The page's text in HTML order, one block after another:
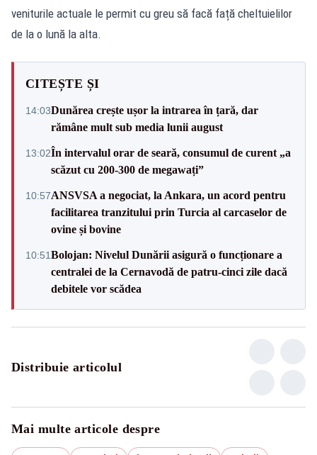
veniturile actuale le permit cu greu să facă față cheltuielilor
de la o lună la alta.
CITEȘTE ȘI
14:03Dunărea crește ușor la intrarea în țară, dar
rămâne mult sub media lunii august
13:02În intervalul orar de seară, consumul de curent „a
scăzut cu 200-300 de megawați”
10:57ANSVSA a negociat, la Ankara, un acord pentru
facilitarea tranzitului prin Turcia al carcaselor de
ovine și bovine
10:51Bolojan: Nivelul Dunării asigură o funcționare a
centralei de la Cernavodă de patru-cinci zile dacă
debitele vor scădea
Distribuie articolul
Mai multe articole despre